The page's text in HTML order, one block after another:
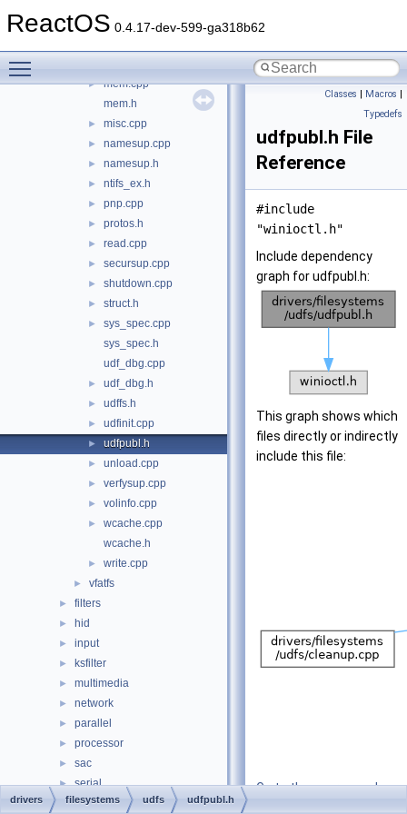
ReactOS 0.4.17-dev-599-ga318b62
► flush.cpp
► mem.cpp
mem.h
► misc.cpp
► namesup.cpp
► namesup.h
► ntifs_ex.h
► pnp.cpp
► protos.h
► read.cpp
► secursup.cpp
► shutdown.cpp
► struct.h
►
sys_spec.cpp
sys_spec.h
udf_dbg.cpp
► udf_dbg.h
► udffs.h
► udfinit.cpp
► udfpubl.h
► unload.cpp
► verfysup.cpp
► volinfo.cpp
►
wcache.cpp
wcache.h
► write.cpp
► vfatfs
► filters
► hid
► input
► ksfilter
► multimedia
► network
► parallel
► processor
► sac
► serial
► setup
Classes | Macros |
Typedefs
udfpubl.h File
Reference
#include
"winioctl.h"
Include dependency
graph for udfpubl.h:
This graph shows which
files directly or indirectly
include this file:
Go to the source code
drivers filesystems udfs udfpubl.h